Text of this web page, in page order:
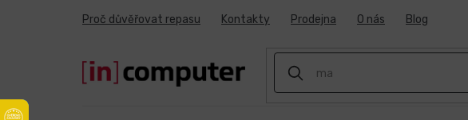
Proč důvěřovat repasu Kontakty Prodejna O nás Blog